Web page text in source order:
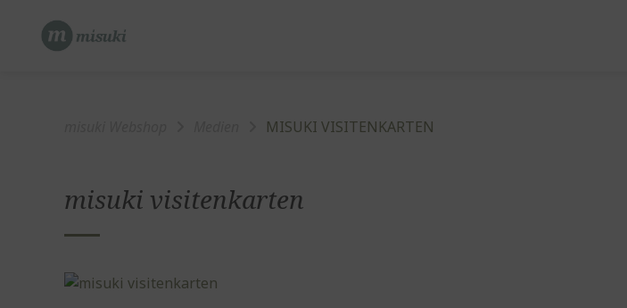
MISUKI VISITENKARTEN
misuki visitenkarten